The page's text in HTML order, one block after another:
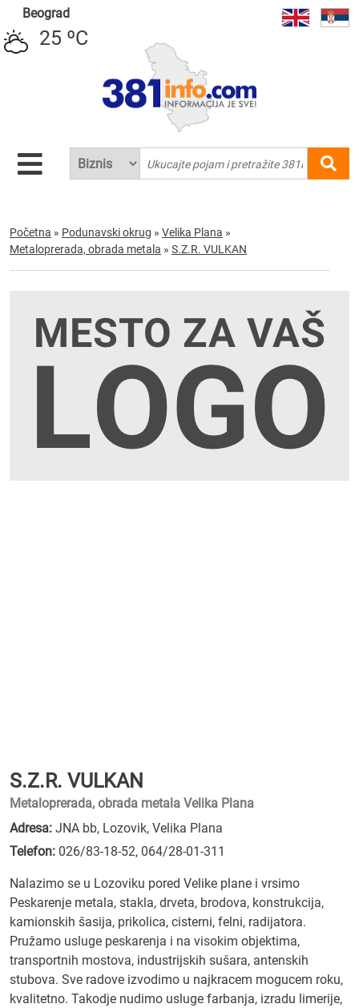
Beograd
25 ºC
Početna » Podunavski okrug » Velika Plana »
Metaloprerada, obrada metala » S.Z.R. VULKAN
S.Z.R. VULKAN
Metaloprerada, obrada metala Velika Plana
Adresa: JNA bb, Lozovik, Velika Plana
Telefon: 026/83-18-52, 064/28-01-311
Nalazimo se u Lozoviku pored Velike plane i vrsimo
Peskarenje metala, stakla, drveta, brodova, konstrukcija,
kamionskih šasija, prikolica, cisterni, felni, radijatora.
Pružamo usluge peskarenja i na visokim objektima,
transportnih mostova, industrijskih sušara, antenskih
stubova. Sve radove izvodimo u najkracem mogucem roku,
kvalitetno. Takodje nudimo usluge farbanja, izradu limerije,